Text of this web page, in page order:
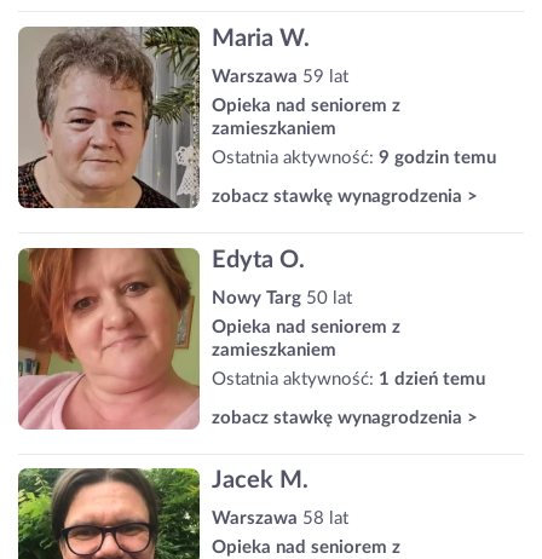
Maria W.
Warszawa 59 lat
Opieka nad seniorem z
zamieszkaniem
Ostatnia aktywność: 9 godzin temu
zobacz stawkę wynagrodzenia >
Edyta O.
Nowy Targ 50 lat
Opieka nad seniorem z
zamieszkaniem
Ostatnia aktywność: 1 dzień temu
zobacz stawkę wynagrodzenia >
Jacek M.
Warszawa 58 lat
Opieka nad seniorem z